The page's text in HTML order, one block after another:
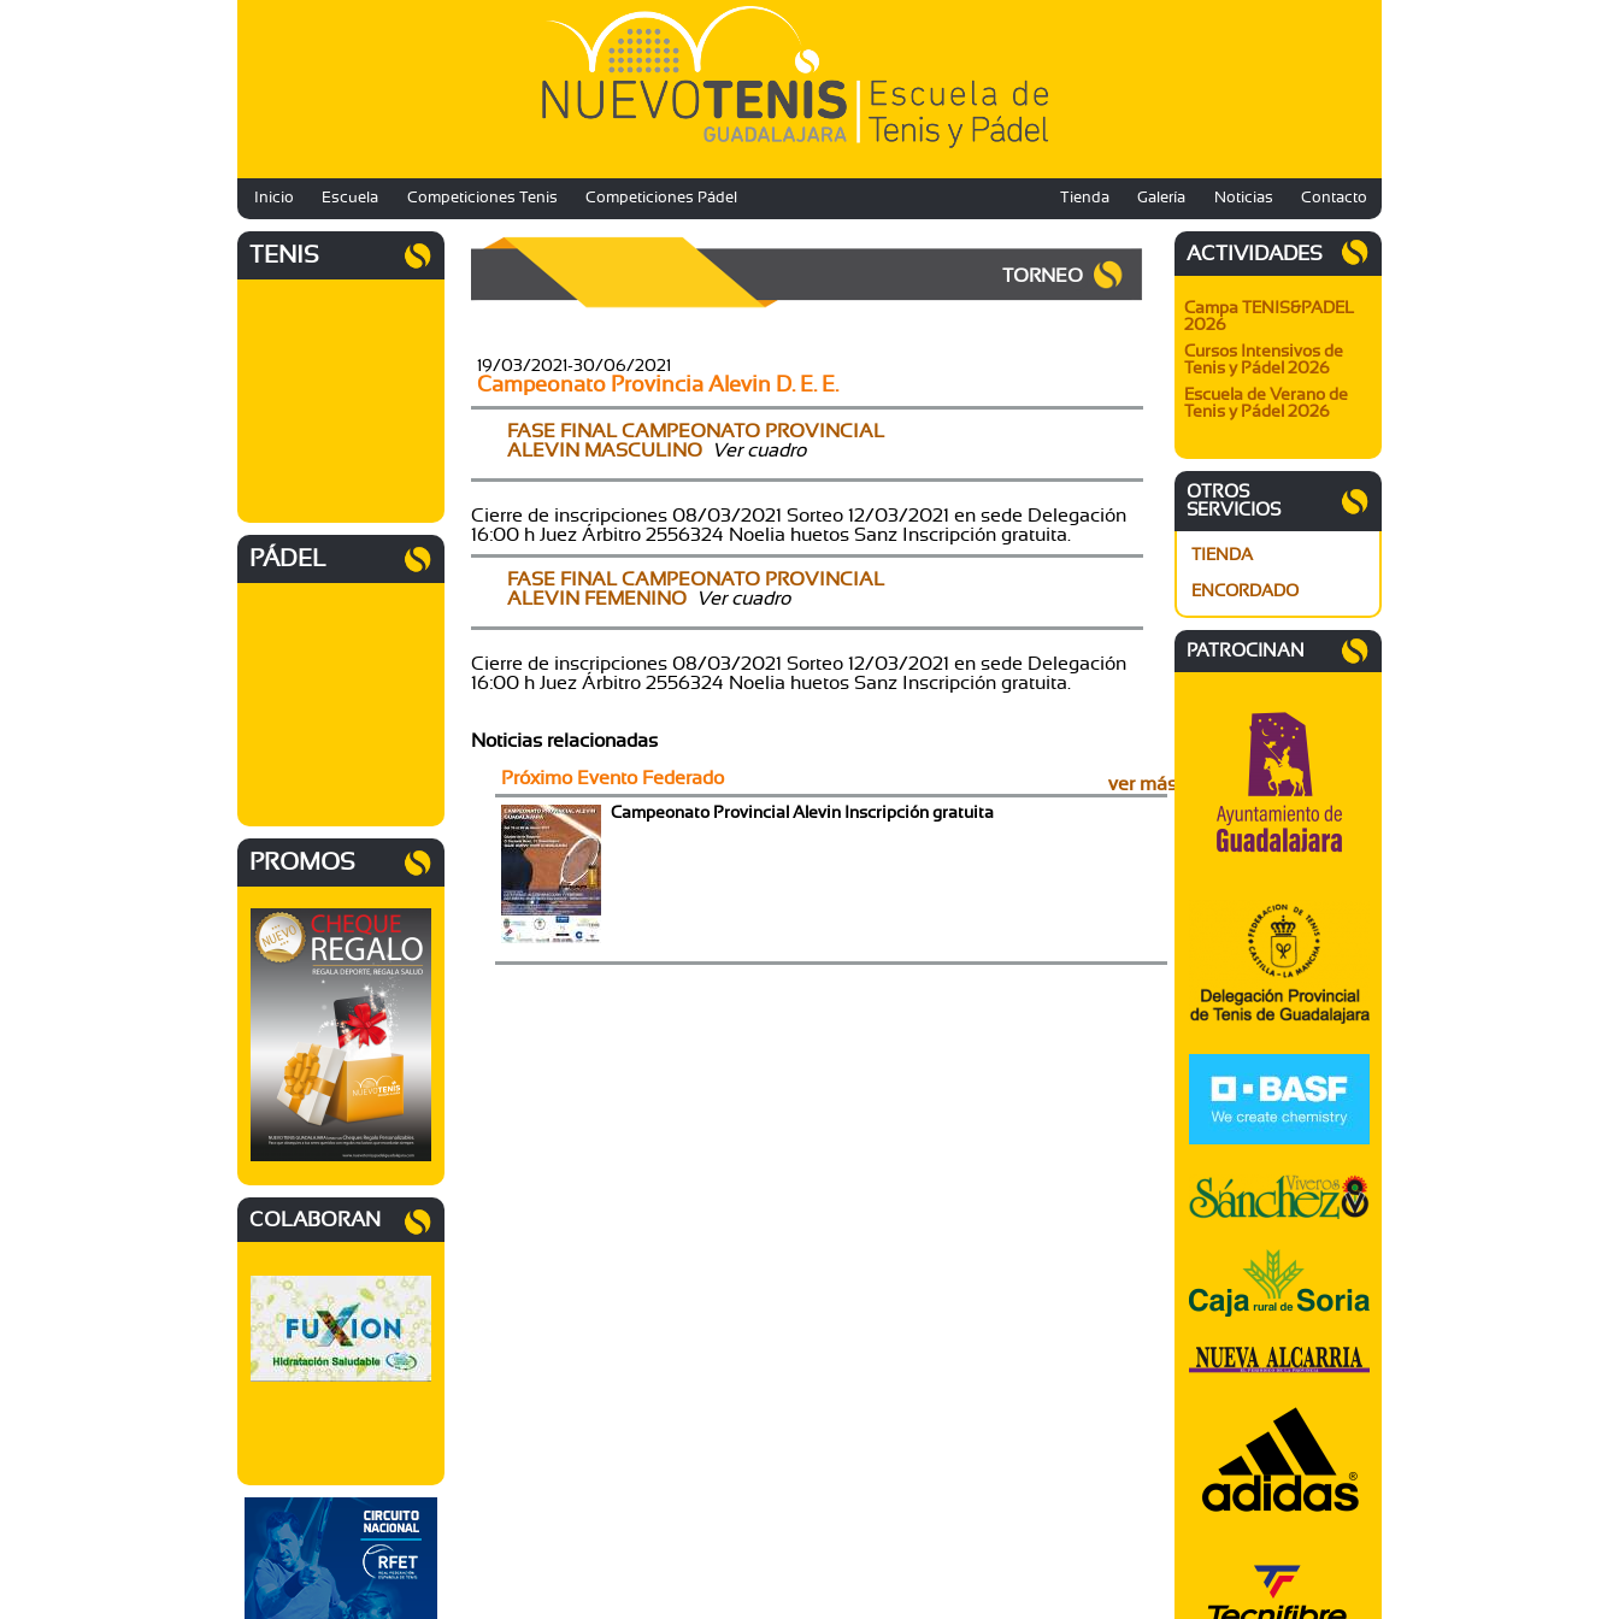
Inicio Escuela Competiciones Tenis Competiciones Pádel Tienda Galería Noticias Contacto
TENIS
PÁDEL
PROMOS
COLABORAN
TORNEO
19/03/2021-30/06/2021
Campeonato Provincia Alevin D. E. E.
FASE FINAL CAMPEONATO PROVINCIAL
ALEVIN MASCULINO
Ver cuadro
Cierre de inscripciones 08/03/2021 Sorteo 12/03/2021 en sede Delegación
16:00 h Juez Árbitro 2556324 Noelia huetos Sanz Inscripción gratuita.
FASE FINAL CAMPEONATO PROVINCIAL
ALEVIN FEMENINO
Ver cuadro
Cierre de inscripciones 08/03/2021 Sorteo 12/03/2021 en sede Delegación
16:00 h Juez Árbitro 2556324 Noelia huetos Sanz Inscripción gratuita.
Noticias relacionadas
Próximo Evento Federado
ver más
Campeonato Provincial Alevin Inscripción gratuita
ACTIVIDADES
Campa TENIS&PADEL
2026
Cursos Intensivos de
Tenis y Pádel 2026
Escuela de Verano de
Tenis y Pádel 2026
OTROS
SERVICIOS
TIENDA
ENCORDADO
PATROCINAN